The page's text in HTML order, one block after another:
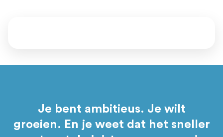
Je bent ambitieus. Je wilt
groeien. En je weet dat het sneller